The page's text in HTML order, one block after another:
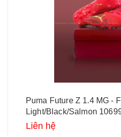
Puma Future Z 1.4 MG -
Light/Black/Salmon
Liên hệ